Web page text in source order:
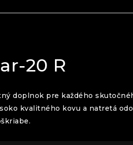
20 R
doplnok pre každého
kvalitného kovu a natretá